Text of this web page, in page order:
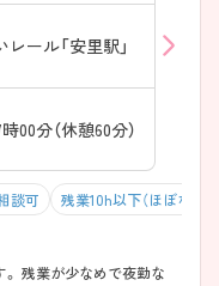
ール「安里駅」
00分（休憩60分）
談可 残業10h以下（ほぼなし）
残業が少なめで夜勤な